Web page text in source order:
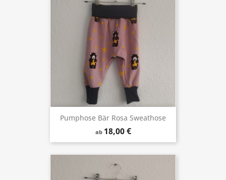
Pumphose Bär Rosa Sweathose
ab 18,00 €